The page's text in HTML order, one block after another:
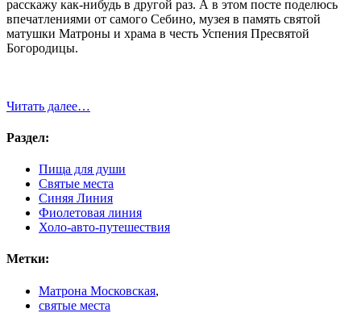
расскажу как-нибудь в другой раз. А в этом посте поделюсь
впечатлениями от самого Себино, музея в память святой
матушки Матроны и храма в честь Успения Пресвятой
Богородицы.
Читать далее…
Раздел:
Пища для души
Святые места
Синяя Линия
Фиолетовая линия
Холо-авто-путешествия
Метки:
Матрона Московская,
святые места